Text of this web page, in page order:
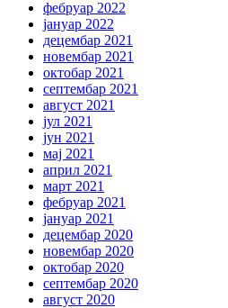
фебруар 2022
јануар 2022
децембар 2021
новембар 2021
октобар 2021
септембар 2021
август 2021
јул 2021
јун 2021
мај 2021
април 2021
март 2021
фебруар 2021
јануар 2021
децембар 2020
новембар 2020
октобар 2020
септембар 2020
август 2020